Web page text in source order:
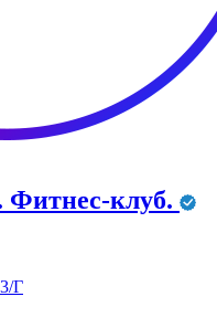
клуб.
Г